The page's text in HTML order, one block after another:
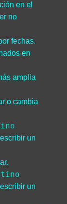
en el
no
fechas.
en
amplia
o cambia
un
un